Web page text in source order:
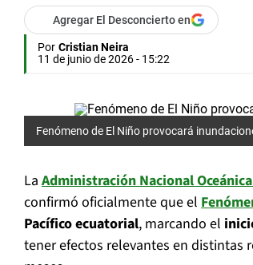
Agregar El Desconcierto en
Por Cristian Neira
11 de junio de 2026 - 15:22
Fenómeno de El Niño provocará
La Administración Nacional
confirmó oficialmente que el
Pacífico ecuatorial, marcando el
tener efectos relevantes en distintas